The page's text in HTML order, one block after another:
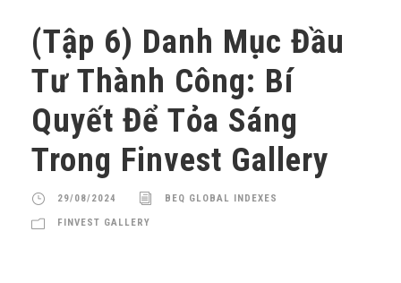
(Tập 6) Danh Mục Đầu
Tư Thành Công: Bí
Quyết Để Tỏa Sáng
Trong Finvest Gallery
29/08/2024 BEQ GLOBAL INDEXES
FINVEST GALLERY